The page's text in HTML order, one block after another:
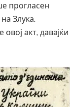
прогласен
Злука.
акт, давајќи